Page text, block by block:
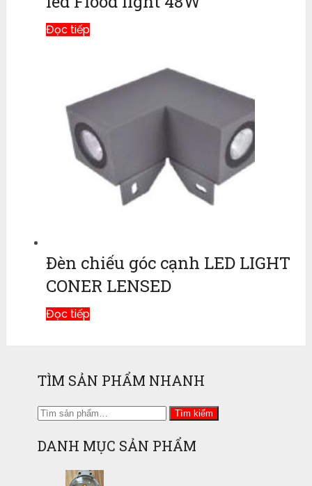
Đọc tiếp
Đèn chiếu góc cạnh LED LIGHT
CONER LENSED
Đọc tiếp
TÌM SẢN PHẨM NHANH
Tìm
Tìm kiếm
DANH MỤC SẢN PHẨM